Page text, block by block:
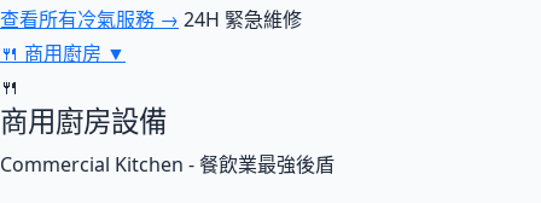
查看所有冷氣服務 → 24H 緊急維修
🍴 商用廚房 ▼
🍴
商用廚房設備
Commercial Kitchen - 餐飲業最強後盾